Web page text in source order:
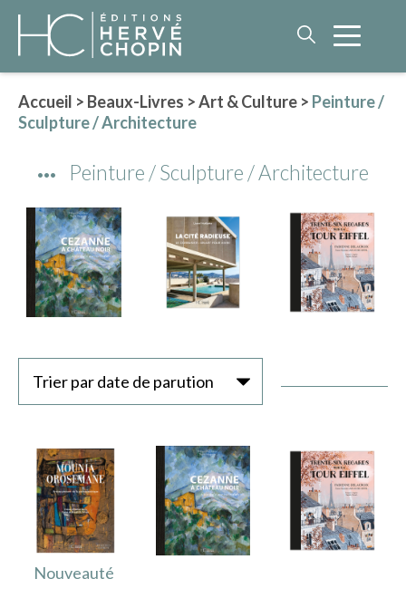
NOS AUTEURS
POLAR
IMAGINAIRE
LITTÉRATURE GÉNÉRALE
PHILOSOPHIE
BEAUX-LIVRES
HISTOIRE & PATRIMOINE
ART & CULTURE
JEUNESSE
Accueil > Beaux-Livres >Art & Culture > Peinture /
Sculpture / Architecture
Peinture / Sculpture / Architecture
Trier par date de parution
Nouveauté